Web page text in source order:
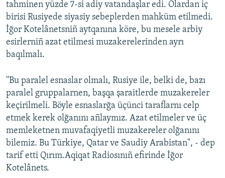
tahminen yüzde 7-si adiy vatandaşlar edi. Olardan iç
birisi Rusiyede siyasiy sebeplerden mahküm etilmedi.
İğor Kotelânetsniñ aytqanına köre, bu mesele arbiy
esirlerniñ azat etilmesi muzakerelerinden ayrı
baqılmalı.
''Bu paralel esnaslar olmalı, Rusiye ile, belki de, bazı
paralel gruppalarnen, başqa şaraitlerde muzakereler
keçirilmeli. Böyle esnaslarğa üçünci taraflarnı celp
etmek kerek olğanını añlaymız. Azat etilmeler ve üç
memleketnen muvafaqiyetli muzakereler olğanını
bilemiz. Bu Türkiye, Qatar ve Saudiy Arabistan", - dep
tarif etti Qırım.Aqiqat Radiosınıñ efirinde İğor
Kotelânets.